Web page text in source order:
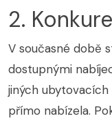
2.
V současné době
dostupnými
jiných ubytovacích
přímo nabízela.